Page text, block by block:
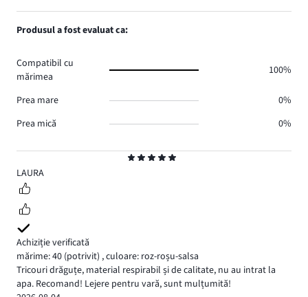
5LAURA
Achiziție verificată
mărime: 40 (potrivit) ,culoare: roz-roșu-salsa
Tricouri drăguțe, material respirabil și de calitate, nu au intrat la
apa. Recomand! Lejere pentru vară, sunt mulțumită!
Produsul a fost evaluat ca:
Compatibil cu
mărimea
100%
Prea mare
0%
Prea mică
0%